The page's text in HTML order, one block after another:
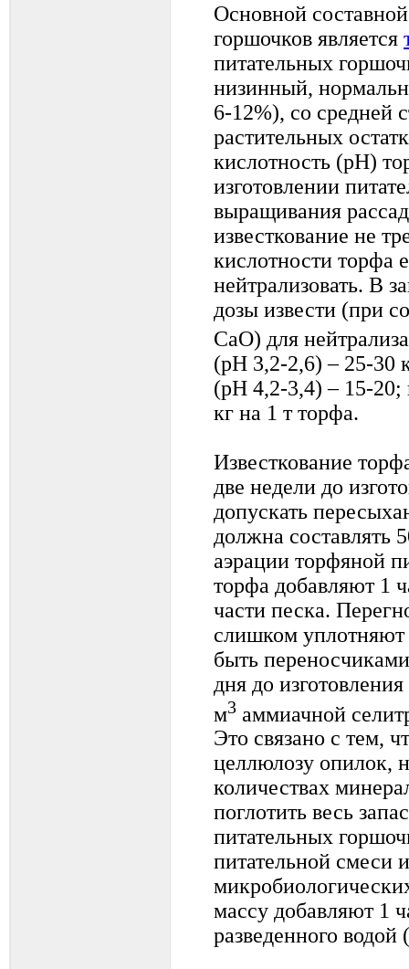
Основной
горшочков является
питательных
низинный,
6-12%), со средней
растительных
кислотность (рН)
изготовлении
выращивания
известкование не
кислотности торфа
нейтрализовать. В
дозы извести (при
СаО) для
(рН 3,2-2,6) – 25-30
(рН 4,2-3,4) – 15-
кг на 1 т торфа.
Известкование
две недели до
допускать
должна составлять
аэрации торфяной
торфа добавляют 1
части песка.
слишком уплотняют
быть
дня до
м3 аммиачной
Это связано с тем,
целлюлозу опилок,
количествах
поглотить весь
питательных
питательной смеси
массу добавляют 1
разведенного водой